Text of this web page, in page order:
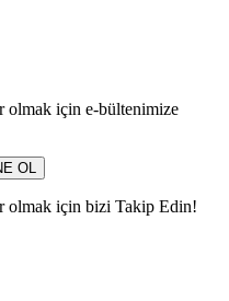
olmak için e-bültenimize
OL
olmak için bizi Takip Edin!